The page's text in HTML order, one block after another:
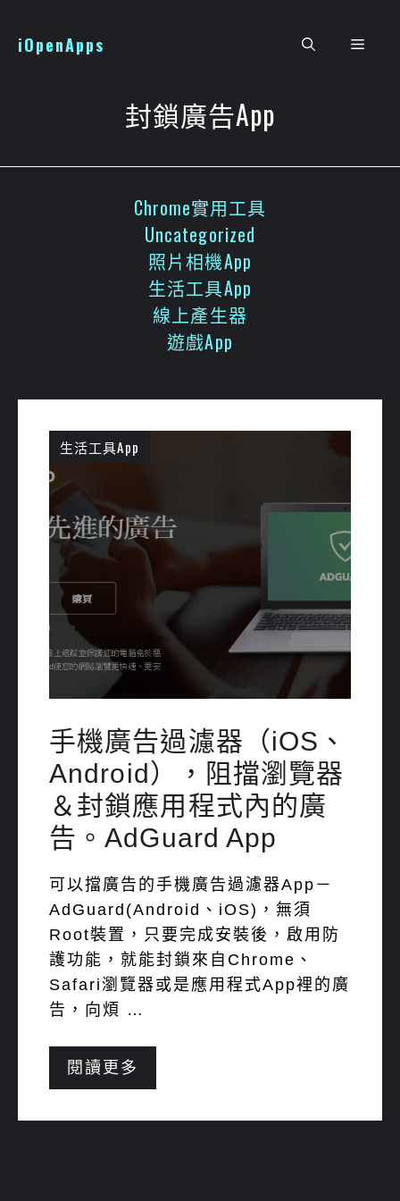
iOpenApps 選
封鎖廣告App
Chrome實用工具
Uncategorized
照片相機App
生活工具App
線上產生器
遊戲App
生活工具App
手機廣告過濾器（iOS、
Android），阻擋瀏覽器
＆封鎖應用程式內的廣
告。AdGuard App
可以擋廣告的手機廣告過濾器App－
AdGuard(Android、iOS)，無須
Root裝置，只要完成安裝後，啟用防
護功能，就能封鎖來自Chrome、
Safari瀏覽器或是應用程式App裡的廣
告，向煩 …
閱讀更多